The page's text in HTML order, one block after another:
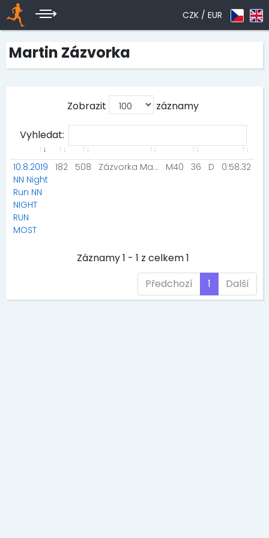
CZK / EUR
Martin Zázvorka
Zobrazit záznamy
Vyhledat:
10.8.2019
NN Night
Run NN
NIGHT
RUN
MOST
182 508 Zázvorka Martin M40 36 D 0:58:32
Záznamy 1 - 1 z celkem 1
Předchozí
1 Další